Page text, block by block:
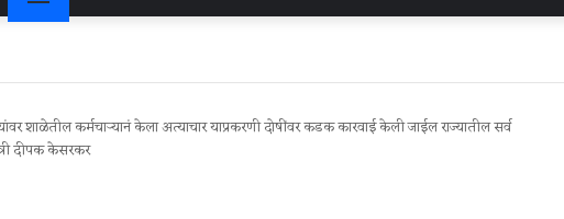
शाळेतील कर्मचाऱ्यानं केला अत्याचार याप्रकरणी दोषींवर कडक कारवाई केली जाईल राज्यातील सर्व
दीपक केसरकर